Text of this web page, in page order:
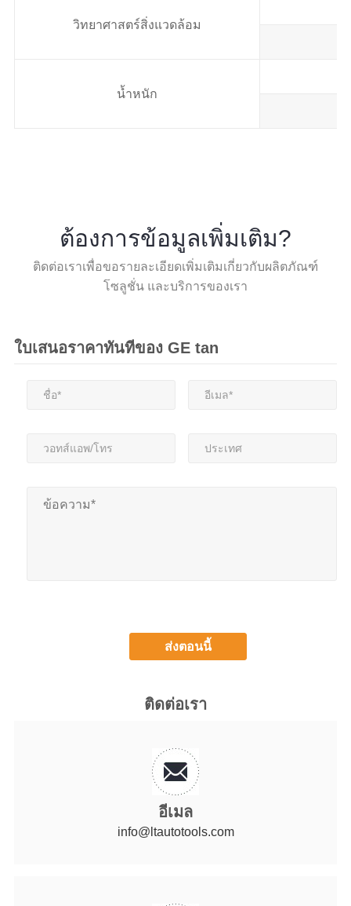
วิทยาศาสตร์สิ่งแวดล้อม
น้ำหนัก
ต้องการข้อมูลเพิ่มเติม?
ติดต่อเราเพื่อขอรายละเอียดเพิ่มเติมเกี่ยวกับผลิตภัณฑ์
โซลูชั่น และบริการของเรา
ใบเสนอราคาทันทีของ GE tan
ติดต่อเรา
อีเมล
info@ltautotools.com